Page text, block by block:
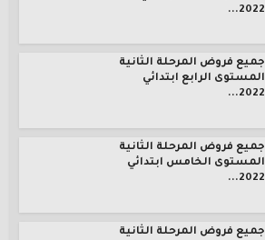
2022...
جميع فروض المرحلة الثانية
المستوى الرابع ابتدائي
2022...
جميع فروض المرحلة الثانية
المستوى الخامس ابتدائي
2022...
جميع فروض المرحلة الثانية